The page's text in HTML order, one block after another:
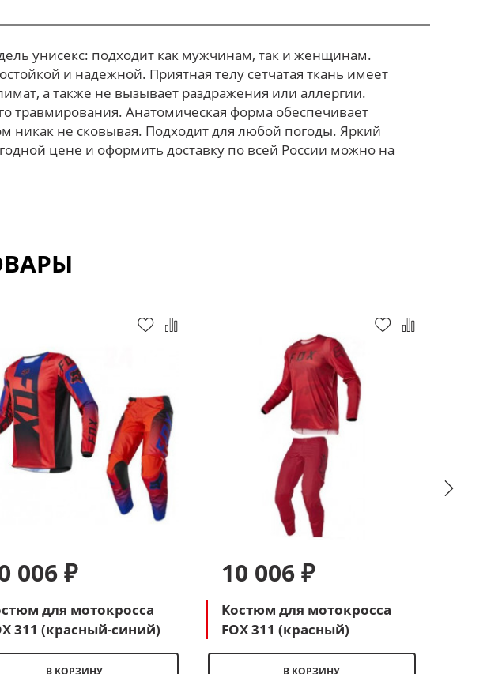
унисекс: подходит как мужчинам, так и женщинам.
и надежной. Приятная телу сетчатая ткань имеет
а также не вызывает раздражения или аллергии.
Анатомическая форма обеспечивает
никак не сковывая. Подходит для любой погоды. Яркий
цене и оформить доставку по всей России можно на
006 ₽
для мотокросса
311 (красный-синий)
В КОРЗИНУ
10 006 ₽
Костюм для мотокросса
FOX 311 (красный)
В КОРЗИНУ